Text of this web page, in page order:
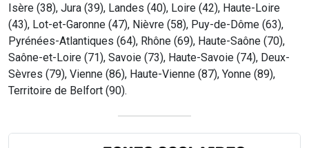
Isère (38), Jura (39), Landes (40), Loire (42), Haute-Loire
(43), Lot-et-Garonne (47), Nièvre (58), Puy-de-Dôme (63),
Pyrénées-Atlantiques (64), Rhône (69), Haute-Saône (70),
Saône-et-Loire (71), Savoie (73), Haute-Savoie (74), Deux-
Sèvres (79), Vienne (86), Haute-Vienne (87), Yonne (89),
Territoire de Belfort (90).